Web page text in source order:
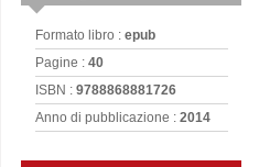
Formato libro : epub
Pagine : 40
ISBN : 9788868881726
Anno di pubblicazione : 2014